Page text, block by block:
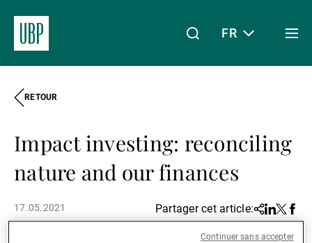
À propos de nous
Wealth Management
FR
RETOUR
Impact investing: reconciling
nature and our finances
17.05.2021 Partager cet article:Share
Linkedin
Twitter
Continuer sans accepter